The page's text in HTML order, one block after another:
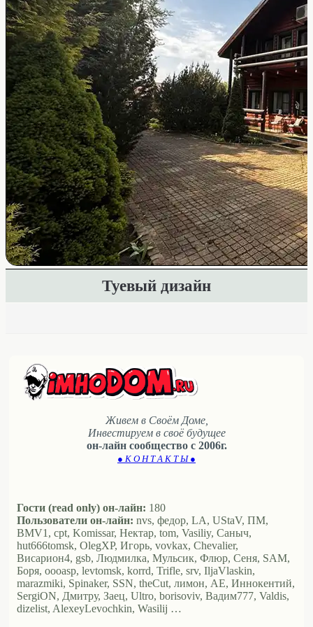
Туевый дизайн
Живем в Своём Доме,
Инвестируем в своё будущее
он-лайн сообщество с 2006г.
● К О Н Т А К Т Ы ●
Гости (read only) он-лайн: 180
Пользователи он-лайн: nvs, федор, LA, UStaV, ПМ,
BMV1, cpt, Komissar, Нектар, tom, Vasiliy, Саныч,
hut666tomsk, OlegXP, Игорь, vovkax, Chevalier,
Висариoн4, gsb, Людмилка, Мульсик, Флюр, Сеня, SAM,
Боря, oooasp, levtomsk, korrd, Trifle, srv, IljaVlaskin,
marazmiki, Spinaker, SSN, theCut, лимон, АЕ, Иннокентий,
SergiON, Дмитру, Заец, Ultro, borisoviv, Вадим777, Valdis,
dizelist, AlexeyLevochkin, Wasilij …